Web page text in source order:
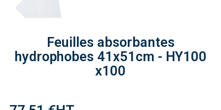
Feuilles absorbantes
hydrophobes 41x51cm - HY100
x100